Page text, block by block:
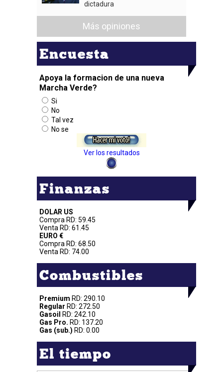
dictadura
Más opiniones
Encuesta
Apoya la formacion de una nueva
Marcha Verde?
Si
No
Tal vez
No se
Ver los resultados
Finanzas
DOLAR US
Compra RD: 59.45
Venta RD: 61.45
EURO €
Compra RD: 68.50
Venta RD: 74.00
Combustibles
Premium RD: 290.10
Regular RD: 272.50
Gasoil
RD: 242.10
Gas Pro. RD: 137.20
Gas (sub.) RD: 0.00
El tiempo